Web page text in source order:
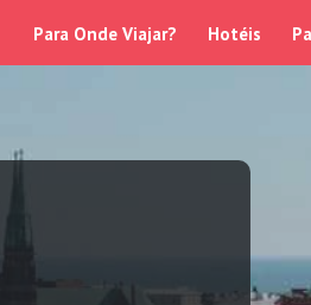
Para Onde Viajar? Hotéis